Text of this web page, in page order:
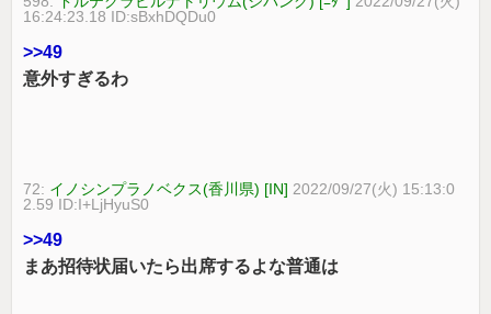
16:24:23.18 ID:sBxhDQDu0
>>49
意外すぎるわ
72: イノシンプラノベクス(香川県) [IN] 2022/09/27(火) 15:13:0
2.59 ID:I+LjHyuS0
>>49
まあ招待状届いたら出席するよな普通は